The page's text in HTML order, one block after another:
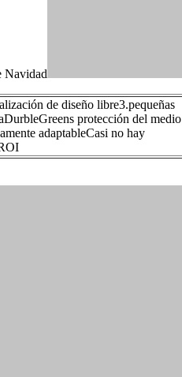
Navidad
de diseño libre3.pequeñas
protección del medio
adaptableCasi no hay